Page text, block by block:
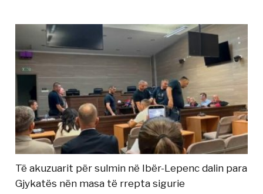
Të akuzuarit për sulmin në Ibër-Lepenc dalin para
Gjykatës nën masa të rrepta sigurie